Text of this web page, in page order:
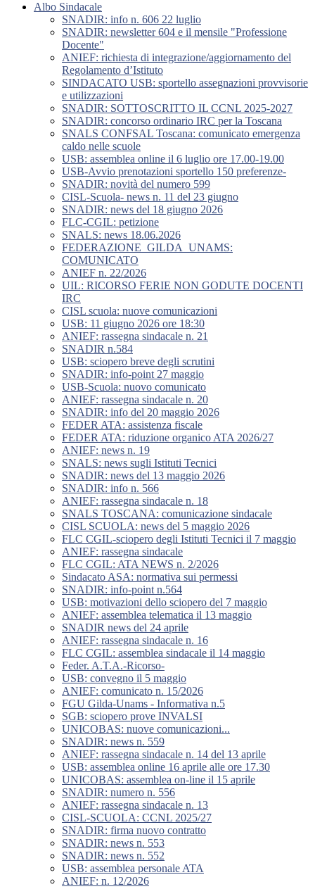
Albo Sindacale
SNADIR: info n. 606 22 luglio
SNADIR: newsletter 604 e il mensile "Professione
Docente"
ANIEF: richiesta di integrazione/aggiornamento del
Regolamento d’Istituto
SINDACATO USB: sportello assegnazioni provvisorie
e utilizzazioni
SNADIR: SOTTOSCRITTO IL CCNL 2025-2027
SNADIR: concorso ordinario IRC per la Toscana
SNALS CONFSAL Toscana: comunicato emergenza
caldo nelle scuole
USB: assemblea online il 6 luglio ore 17.00-19.00
USB-Avvio prenotazioni sportello 150 preferenze-
SNADIR: novità del numero 599
CISL-Scuola- news n. 11 del 23 giugno
SNADIR: news del 18 giugno 2026
FLC-CGIL: petizione
SNALS: news 18.06.2026
FEDERAZIONE_GILDA_UNAMS:
COMUNICATO
ANIEF n. 22/2026
UIL: RICORSO FERIE NON GODUTE DOCENTI
IRC
CISL scuola: nuove comunicazioni
USB: 11 giugno 2026 ore 18:30
ANIEF: rassegna sindacale n. 21
SNADIR n.584
USB: sciopero breve degli scrutini
SNADIR: info-point 27 maggio
USB-Scuola: nuovo comunicato
ANIEF: rassegna sindacale n. 20
SNADIR: info del 20 maggio 2026
FEDER ATA: assistenza fiscale
FEDER ATA: riduzione organico ATA 2026/27
ANIEF: news n. 19
SNALS: news sugli Istituti Tecnici
SNADIR: news del 13 maggio 2026
SNADIR: info n. 566
ANIEF: rassegna sindacale n. 18
SNALS TOSCANA: comunicazione sindacale
CISL SCUOLA: news del 5 maggio 2026
FLC CGIL-sciopero degli Istituti Tecnici il 7 maggio
ANIEF: rassegna sindacale
FLC CGIL: ATA NEWS n. 2/2026
Sindacato ASA: normativa sui permessi
SNADIR: info-point n.564
USB: motivazioni dello sciopero del 7 maggio
ANIEF: assemblea telematica il 13 maggio
SNADIR news del 24 aprile
ANIEF: rassegna sindacale n. 16
FLC CGIL: assemblea sindacale il 14 maggio
Feder. A.T.A.-Ricorso-
USB: convegno il 5 maggio
ANIEF: comunicato n. 15/2026
FGU Gilda-Unams - Informativa n.5
SGB: sciopero prove INVALSI
UNICOBAS: nuove comunicazioni...
SNADIR: news n. 559
ANIEF: rassegna sindacale n. 14 del 13 aprile
USB: assemblea online 16 aprile alle ore 17.30
UNICOBAS: assemblea on-line il 15 aprile
SNADIR: numero n. 556
ANIEF: rassegna sindacale n. 13
CISL-SCUOLA: CCNL 2025/27
SNADIR: firma nuovo contratto
SNADIR: news n. 553
SNADIR: news n. 552
USB: assemblea personale ATA
ANIEF: n. 12/2026